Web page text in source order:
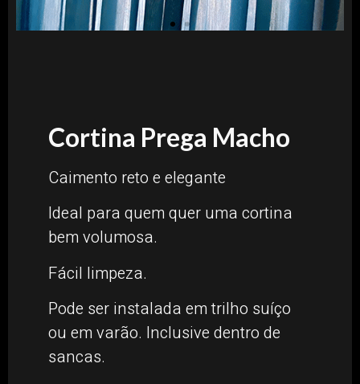
Cortina Prega Macho
Caimento reto e elegante
Ideal para quem quer uma cortina
bem volumosa.
Fácil limpeza.
Pode ser instalada em trilho suíço
ou em varão. Inclusive dentro de
sancas.